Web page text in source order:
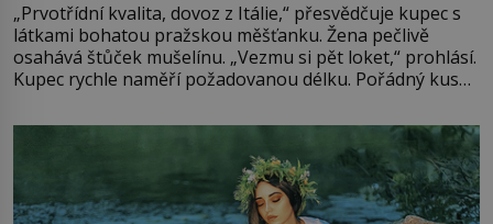
„Prvotřídní kvalita, dovoz z Itálie,“ přesvědčuje kupec s
látkami bohatou pražskou měšťanku. Žena pečlivě
osahává štůček mušelínu. „Vezmu si pět loket,“ prohlásí.
Kupec rychle naměří požadovanou délku. Pořádný kus
milostpaní. Stačí jenom na sukni,“ zhodnotí švadlena
množství růžového mušelínu. „Ošidili vás, podívejte.“